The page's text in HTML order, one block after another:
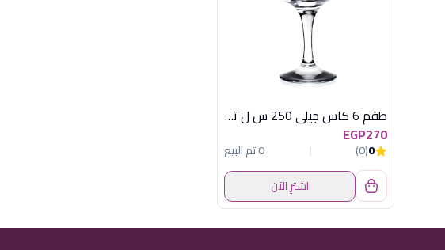
طقم 6 كاس جيلى 250 س ل تيوليب باشابتشى
EGP270
0
(0)
0 تم البيع
اشترِ الآن